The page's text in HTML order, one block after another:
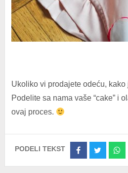
Ukoliko vi prodajete odeću, kako
Podelite sa nama vaše “cake” i
ovaj proces.
PODELI TEKST
Share
Share